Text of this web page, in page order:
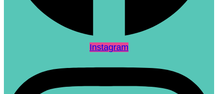
Instagram